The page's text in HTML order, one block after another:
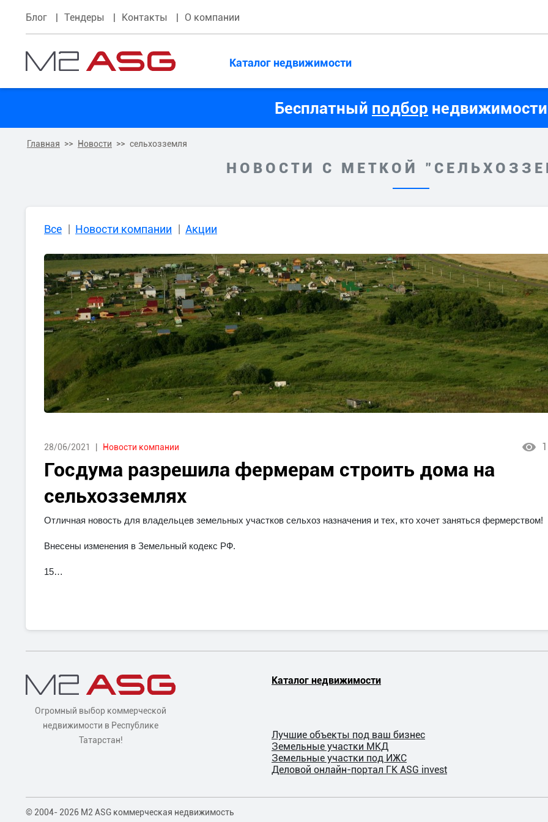
Блог Тендеры Контакты О компании
Каталог недвижимости
Бесплатный подбор недвижимости
Главная Новости сельхозземля
НОВОСТИ С МЕТКОЙ
Все Новости компании Акции
28/06/2021 Новости компании
Госдума разрешила фермерам строить дома на
сельхозземлях
Отличная новость для владельцев земельных участков сельхоз назначения и тех, кто хочет заняться фермерством!
Внесены изменения в Земельный кодекс РФ.
15…
Огромный выбор коммерческой
недвижимости в Республике
Татарстан!
Каталог недвижимости
Лучшие объекты под ваш бизнес
Земельные участки МКД
Земельные участки под ИЖС
Деловой онлайн-портал ГК ASG invest
© 2004- 2026 M2 ASG коммерческая недвижимость